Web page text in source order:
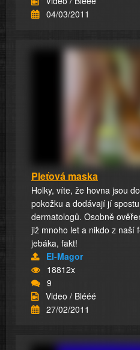
04/03/2011
Pleťová maska
Holky, víte, že hovna jsou
pokožku a dodávají jí
dermatologů. Osobně
již mnoho let a nikdo z naší
jebáka, fakt!
El-Magor
18812x
9
Video / Blééé
27/02/2011